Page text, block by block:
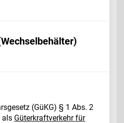
(GüKG) § 1 Abs. 2
als Güterkraftverkehr für